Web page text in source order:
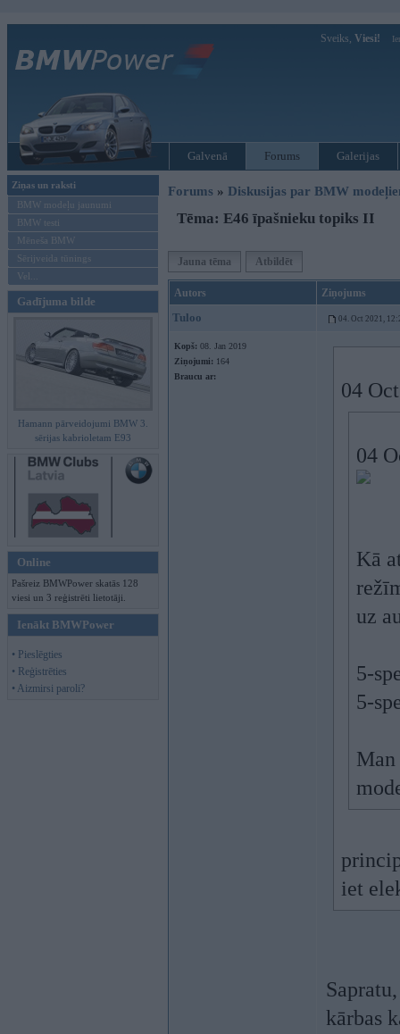
Sveiks, Viesi!
Galvenā Forums Galerijas
Ziņas un raksti
BMW modeļu jaunumi
BMW testi
Mēneša BMW
Sērijveida tūnings
Vel...
Gadījuma bilde
Hamann pārveidojumi BMW 3.
sērijas kabrioletam E93
Online
Pašreiz BMWPower skatās 128
viesi un 3 reģistrēti lietotāji.
Ienākt BMWPower
• Pieslēgties
• Reģistrēties
• Aizmirsi paroli?
Forums » Diskusijas par BMW
Tēma: E46 īpašnieku topiks II
Jauna tēma Atbildēt
Autors Ziņojums
Tuloo 04. Oct 2021,
Kopš: 08. Jan 2019
Ziņojumi: 164
Braucu ar:
04
04
Kā
uz
5-
5-
iet
kārbas